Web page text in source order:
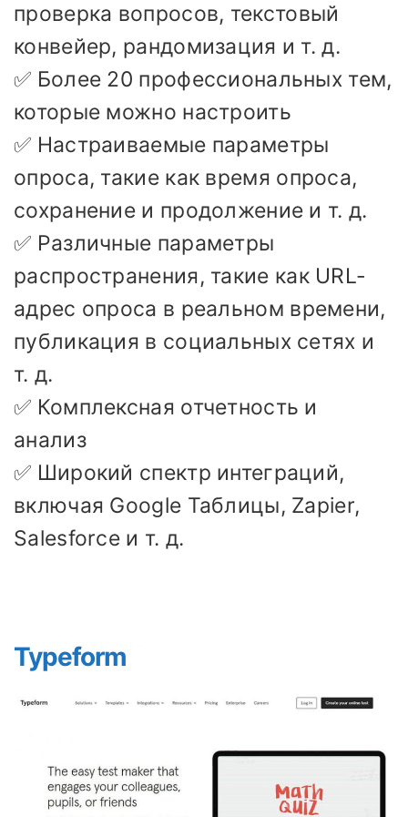
проверка вопросов, текстовый
конвейер, рандомизация и т. д.
✅ Более 20 профессиональных тем,
которые можно настроить
✅ Настраиваемые параметры
опроса, такие как время опроса,
сохранение и продолжение и т. д.
✅ Различные параметры
распространения, такие как URL-
адрес опроса в реальном времени,
публикация в социальных сетях и
т. д.
✅ Комплексная отчетность и
анализ
✅ Широкий спектр интеграций,
включая Google Таблицы, Zapier,
Salesforce и т. д.
Typeform